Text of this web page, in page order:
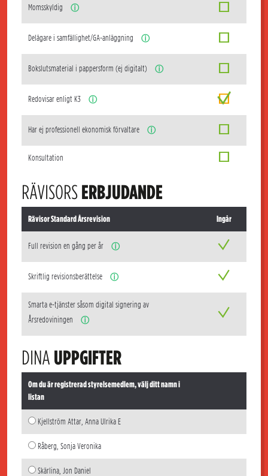
Momsskyldig ⓘ
Delägare i samfällighet/GA-anläggning ⓘ
Bokslutsmaterial i pappersform (ej digitalt) ⓘ
Redovisar enligt K3 ⓘ
Har ej professionell ekonomisk förvaltare ⓘ
Konsultation
RÄVISORSERBJUDANDE
Rävisor Standard Årsrevision Ingår
Full revision en gång per år ⓘ
Skriftlig revisionsberättelse ⓘ
Smarta e-tjänster såsom digital signering av
Årsredoviningen
ⓘ
DINA UPPGIFTER
Om du är registrerad styrelsemedlem, välj ditt namn i
listan
Kjellström Attar, Anna Ulrika E
Råberg, Sonja Veronika
Skärlina, Jon Daniel